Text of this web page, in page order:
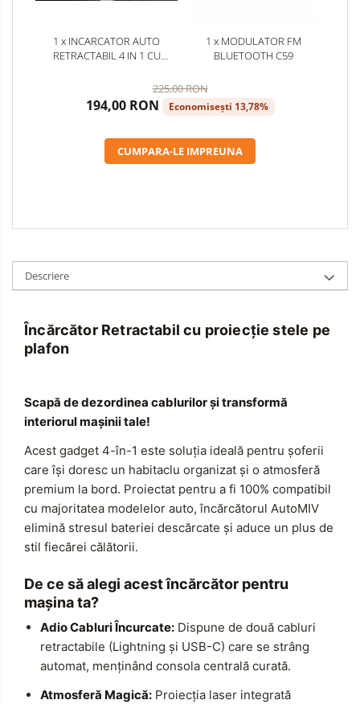
1 x INCARCATOR AUTO
RETRACTABIL 4 IN 1 CU
1 x MODULATOR FM
BLUETOOTH C59
225,00 RON
194,00 RON Economisești 13,78%
CUMPARA-LE IMPREUNA
Descriere
Încărcător Retractabil cu proiecție stele pe
plafon
Scapă de dezordinea cablurilor și transformă
interiorul mașinii tale!
Acest gadget 4-în-1 este soluția ideală pentru șoferii
care își doresc un habitaclu organizat și o atmosferă
premium la bord. Proiectat pentru a fi 100% compatibil
cu majoritatea modelelor auto, încărcătorul AutoMIV
elimină stresul bateriei descărcate și aduce un plus de
stil fiecărei călătorii.
De ce să alegi acest încărcător pentru
mașina ta?
Adio Cabluri Încurcate: Dispune de două cabluri
retractabile (Lightning și USB-C) care se strâng
automat, menținând consola centrală curată.
Atmosferă Magică: Proiecția laser integrată